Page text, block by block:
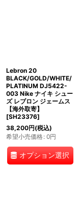
Lebron 20
BLACK/GOLD/WHITE/
PLATINUM DJ5422-
003 Nike ナイキ シュー
ズ レブロン ジェームス
【海外取寄】
[SH23376]
38,200円(税込)
希望小売価格: 0円
オプション選択